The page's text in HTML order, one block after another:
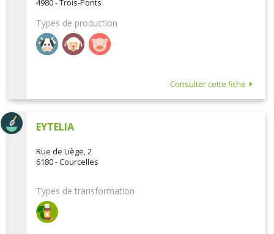
4980 - Trois-Ponts
Types de production
Consulter cette fiche
EYTELIA
Rue de Liège, 2
6180 - Courcelles
Types de transformation